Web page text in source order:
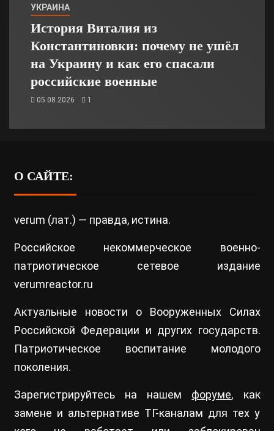
УКРАИНА
История Виталия из
Константиновки: почему не ушёл
на Украину и как его спасали
российские военные
05.08.2026 1
О САЙТЕ:
verum (лат.) — правда, истина.
Российское некоммерческое военно-
патриотическое сетевое издание
verumreactor.ru
Актуальные новости о Вооруженных Силах
Российской Федерации и других государств.
Патриотическое воспитание молодого
поколения.
Зарегистрируйтесь на нашем форуме, как
замене и альтернативе ТГ-каналам для тех у